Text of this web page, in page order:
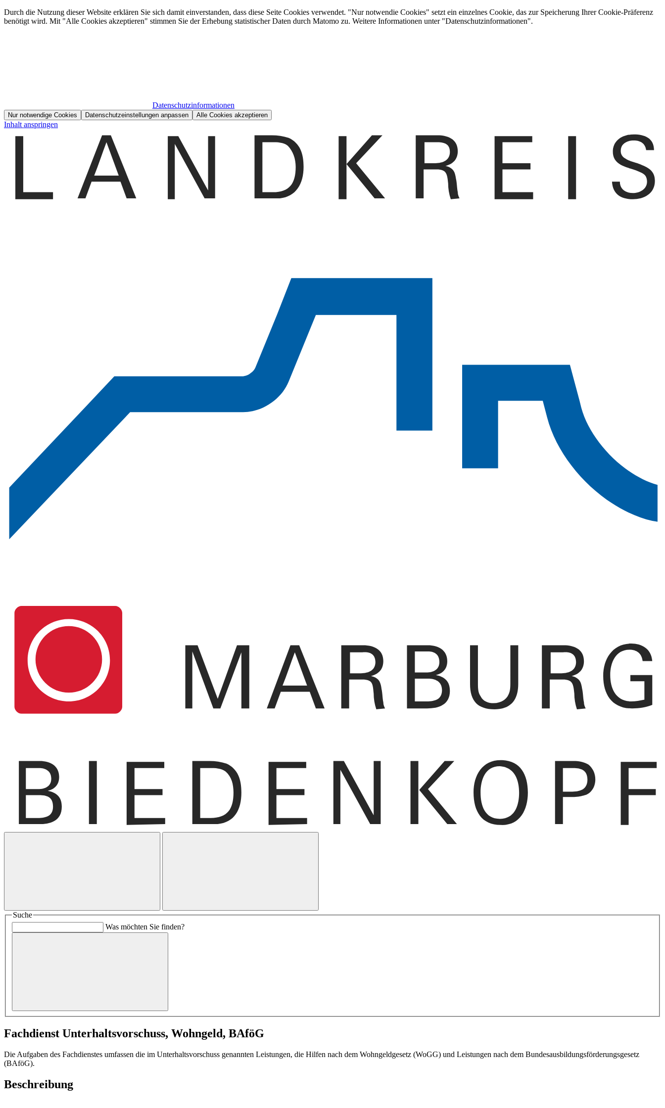
Durch die Nutzung dieser Website erklären Sie sich damit einverstanden, dass diese Seite Cookies verwendet. "Nur notwendie Cookies" setzt ein einzelnes Cookie, das zur Speicherung Ihrer Cookie-Präferenz
benötigt wird. Mit "Alle Cookies akzeptieren" stimmen Sie der Erhebung statistischer Daten durch Matomo zu. Weitere Informationen unter "Datenschutzinformationen".
Datenschutzinformationen
Nur notwendige Cookies Datenschutzeinstellungen anpassen Alle Cookies akzeptieren
Inhalt anspringen
Suche
Was möchten Sie finden?
Fachdienst Unterhaltsvorschuss, Wohngeld, BAföG
Die Aufgaben des Fachdienstes umfassen die im Unterhaltsvorschuss genannten Leistungen, die Hilfen nach dem Wohngeldgesetz (WoGG) und Leistungen nach dem Bundesausbildungsförderungsgesetz
(BAföG).
Beschreibung